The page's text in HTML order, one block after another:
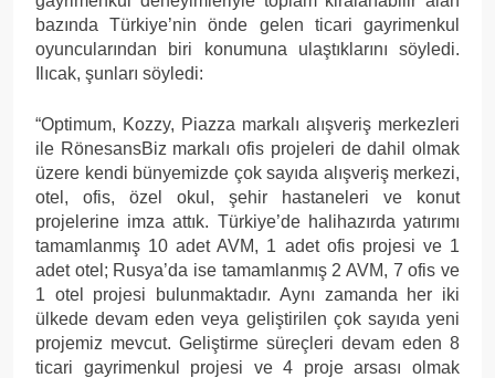
bazında Türkiye’nin önde gelen ticari gayrimenkul
oyuncularından biri konumuna ulaştıklarını söyledi.
Ilıcak, şunları söyledi:
“Optimum, Kozzy, Piazza markalı alışveriş merkezleri
ile RönesansBiz markalı ofis projeleri de dahil olmak
üzere kendi bünyemizde çok sayıda alışveriş merkezi,
otel, ofis, özel okul, şehir hastaneleri ve konut
projelerine imza attık. Türkiye’de halihazırda yatırımı
tamamlanmış 10 adet AVM, 1 adet ofis projesi ve 1
adet otel; Rusya’da ise tamamlanmış 2 AVM, 7 ofis ve
1 otel projesi bulunmaktadır. Aynı zamanda her iki
ülkede devam eden veya geliştirilen çok sayıda yeni
projemiz mevcut. Geliştirme süreçleri devam eden 8
ticari gayrimenkul projesi ve 4 proje arsası olmak